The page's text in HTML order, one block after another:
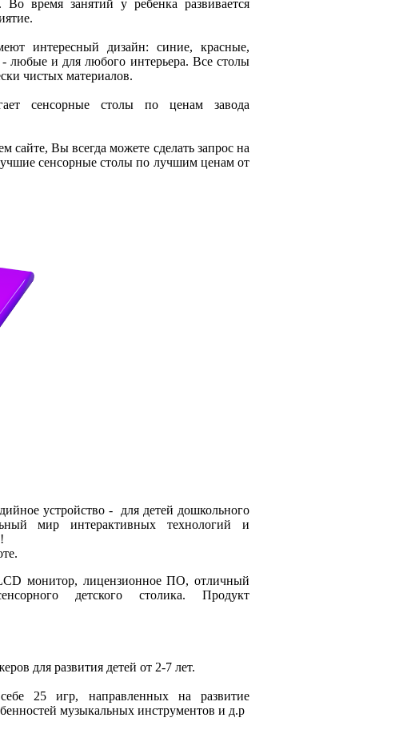
время занятий у ребенка развивается
интересный дизайн: синие, красные,
любые и для любого интерьера. Все столы
чистых материалов.
сенсорные столы по ценам завода
Вы всегда можете сделать запрос на
сенсорные столы по лучшим ценам от
устройство - для детей дошкольного
мир интерактивных технологий и
монитор, лицензионное ПО, отличный
детского столика. Продукт
для развития детей от 2-7 лет.
25 игр, направленных на развитие
музыкальных инструментов и д.р